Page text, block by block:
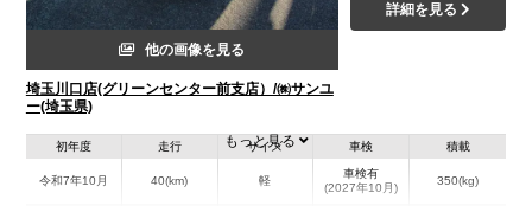
他の画像を見る
埼玉川口店(グリーンセンター前支店）/㈱サンユ
ー(埼玉県)
詳細を見る
初年度
令和7年10月
走行
40(km)
サイズ
軽
車検
車検有
(2027年10月)
積載
350(kg)
もっと見る